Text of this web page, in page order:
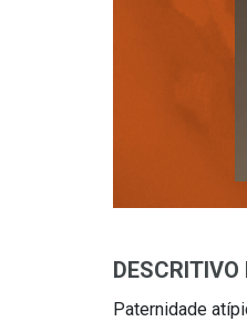
DESCRITIVO
Paternidade